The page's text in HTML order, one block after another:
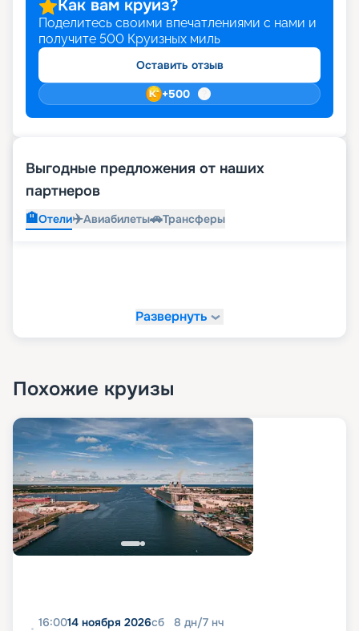
фото. Спешим напомнить, что самый популярный
месяц для круиза в 2026 - 2027 годах – июль,
бронировать места лучше заранее.
Как вам круиз?
Поделитесь своими впечатлениями с нами и
получите 500 Круизных миль
Оставить отзыв
+500
Выгодные предложения от наших
партнеров
🏨Отели✈️Авиабилеты🚗Трансферы
Развернуть
Похожие круизы
16:0014 ноября 2026сб 8 дн/7 нч